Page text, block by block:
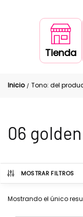
Tienda
Inicio / Tono: del
06 golden
MOSTRAR FILTROS
Mostrando el único